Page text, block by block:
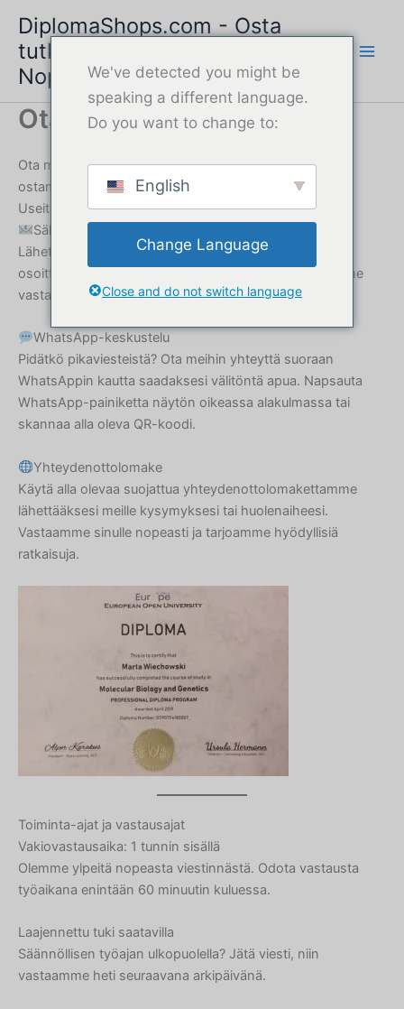
sisältöön
DiplomaShops.com - Osta
tutkintotodistus verkossa |
Nopea ja turvallinen palvelu
Ota yhteyttä
Ota meihin yhteyttä - Hanki apua tutkintotodistuksen
ostamiseen
Useita tapoja ottaa meihin yhteyttä
Sähköpostituki
Lähetä meille viesti milloin tahansa
osoitteeseen
. Takaamme
vastauksen 60 minuutin kuluessa työaikana.
WhatsApp-keskustelu
Pidätkö pikaviesteistä? Ota meihin yhteyttä suoraan
WhatsAppin kautta saadaksesi välitöntä apua. Napsauta
WhatsApp-painiketta näytön oikeassa alakulmassa tai
skannaa alla oleva QR-koodi.
Yhteydenottolomake
Käytä alla olevaa suojattua yhteydenottolomakettamme
lähettääksesi meille kysymyksesi tai huolenaiheesi.
Vastaamme sinulle nopeasti ja tarjoamme hyödyllisiä
ratkaisuja.
Toiminta-ajat ja vastausajat
Vakiovastausaika: 1 tunnin sisällä
Olemme ylpeitä nopeasta viestinnästä. Odota vastausta
työaikana enintään 60 minuutin kuluessa.
Laajennettu tuki saatavilla
Säännöllisen työajan ulkopuolella? Jätä viesti, niin
vastaamme heti seuraavana arkipäivänä.
We've detected you might be
speaking a different language.
Do you want to change to:
English
Change Language
Close and do not switch language